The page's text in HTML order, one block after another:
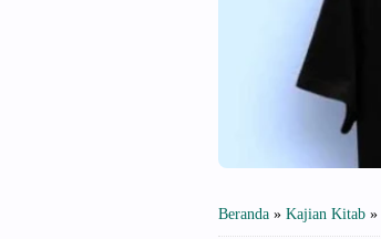
Beranda » Kajian Kitab »